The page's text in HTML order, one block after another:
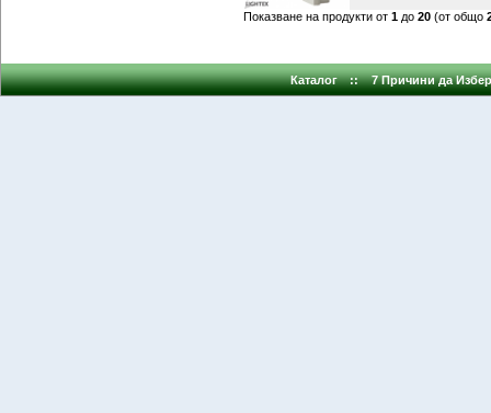
Показване на продукти от 1до 20(от общо
Каталог :: 7 Причини да